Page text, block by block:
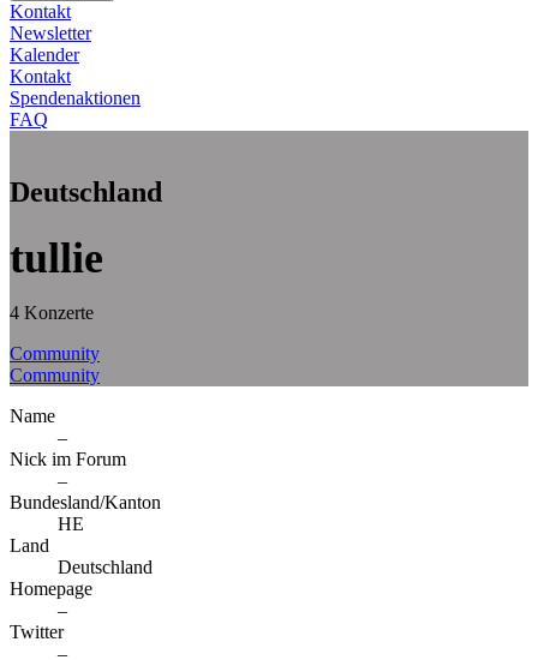
Kontakt
Newsletter
Kalender
Kontakt
Spendenaktionen
FAQ
Deutschland
tullie
4 Konzerte
Community
Community
Name
–
Nick im Forum
–
Bundesland/Kanton
HE
Land
Deutschland
Homepage
–
Twitter
–